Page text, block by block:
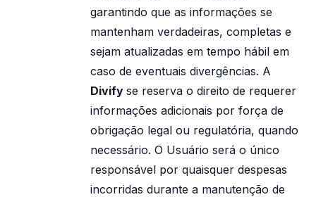
garantindo que as informações se
mantenham verdadeiras, completas e
sejam atualizadas em tempo hábil em
caso de eventuais divergências. A
Divify se reserva o direito de requerer
informações adicionais por força de
obrigação legal ou regulatória, quando
necessário. O Usuário será o único
responsável por quaisquer despesas
incorridas durante a manutenção de